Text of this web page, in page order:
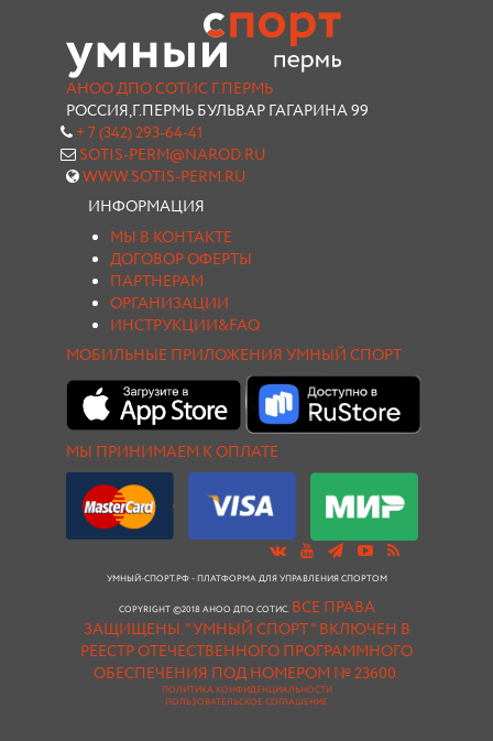
АНОО ДПО СОТИС Г.ПЕРМЬ
РОССИЯ,Г.ПЕРМЬ БУЛЬВАР ГАГАРИНА 99
+ 7 (342) 293-64-41
SOTIS-PERM@NAROD.RU
WWW.SOTIS-PERM.RU
ИНФОРМАЦИЯ
МЫ В КОНТАКТЕ
ДОГОВОР ОФЕРТЫ
ПАРТНЕРАМ
ОРГАНИЗАЦИИ
ИНСТРУКЦИИ&FAQ
МОБИЛЬНЫЕ ПРИЛОЖЕНИЯ УМНЫЙ СПОРТ
МЫ ПРИНИМАЕМ К ОПЛАТЕ
УМНЫЙ-СПОРТ.РФ - ПЛАТФОРМА ДЛЯ УПРАВЛЕНИЯ СПОРТОМ
COPYRIGHT ©2018 АНОО ДПО СОТИС. ВСЕ ПРАВА
ЗАЩИЩЕНЫ."УМНЫЙ СПОРТ " ВКЛЮЧЕН В
РЕЕСТР ОТЕЧЕСТВЕННОГО ПРОГРАММНОГО
ОБЕСПЕЧЕНИЯ ПОД НОМЕРОМ № 23600.
ПОЛИТИКА КОНФИДЕНЦИАЛЬНОСТИ
ПОЛЬЗОВАТЕЛЬСКОЕ СОГЛАШЕНИЕ